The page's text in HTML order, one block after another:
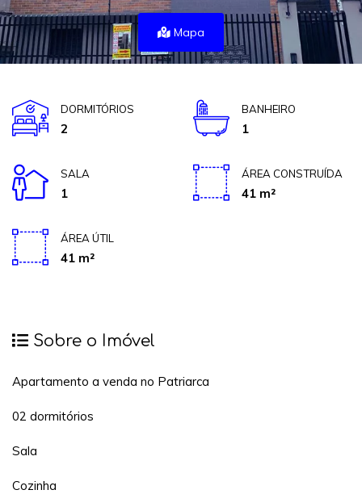
Mapa
DORMITÓRIOS
2
BANHEIRO
1
SALA
1
ÁREA CONSTRUÍDA
41 m²
ÁREA ÚTIL
41 m²
Sobre o Imóvel
Apartamento a venda no Patriarca
02 dormitórios
Sala
Cozinha